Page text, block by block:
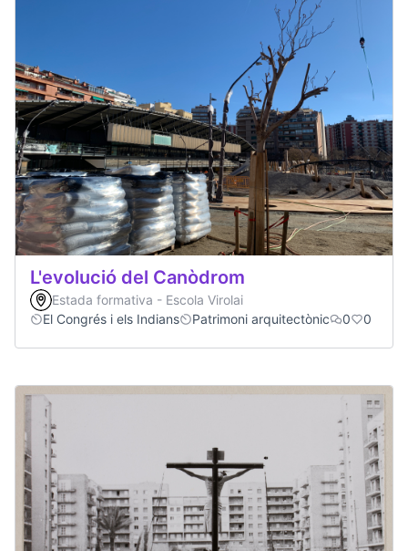
L'evolució del Canòdrom
Estada formativa - Escola Virolai
El Congrés i els Indians
Patrimoni arquitectònic 0 0